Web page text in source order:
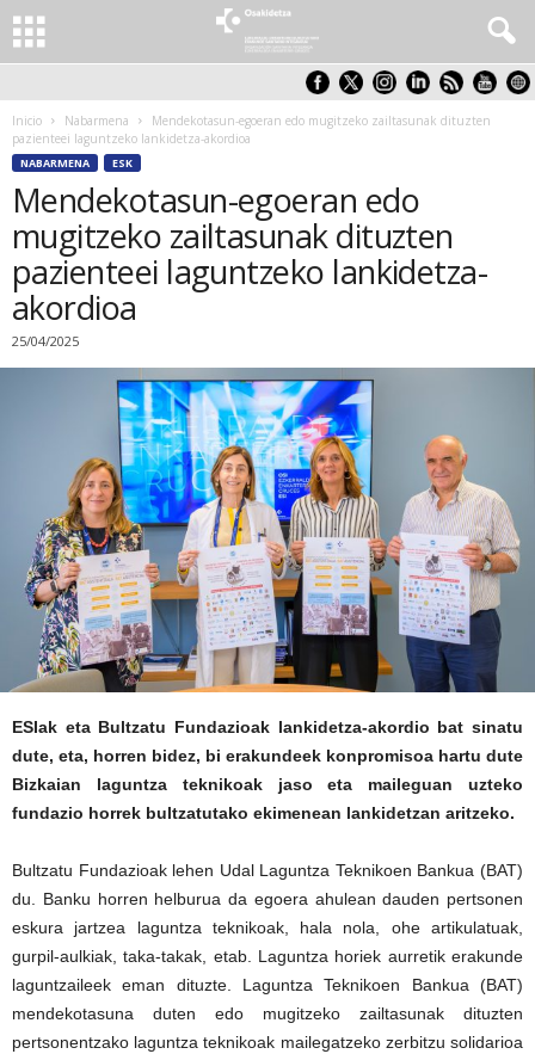
Inicio Nabarmena
Mendekotasun-egoeran edo mugitzeko zailtasunak dituzten
pazienteei laguntzeko lankidetza-akordioa
NABARMENA ESK
Mendekotasun-egoeran edo
mugitzeko zailtasunak dituzten
pazienteei laguntzeko lankidetza-
akordioa
25/04/2025
ESIak eta Bultzatu Fundazioak lankidetza-akordio bat sinatu
dute, eta, horren bidez, bi erakundeek konpromisoa hartu dute
Bizkaian laguntza teknikoak jaso eta maileguan uzteko
fundazio horrek bultzatutako ekimenean lankidetzan aritzeko.
Bultzatu Fundazioak lehen Udal Laguntza Teknikoen Bankua (BAT)
du. Banku horren helburua da egoera ahulean dauden pertsonen
eskura jartzea laguntza teknikoak, hala nola, ohe artikulatuak,
gurpil-aulkiak, taka-takak, etab. Laguntza horiek aurretik erakunde
laguntzaileek eman dituzte. Laguntza Teknikoen Bankua (BAT)
mendekotasuna duten edo mugitzeko zailtasunak dituzten
pertsonentzako laguntza teknikoak mailegatzeko zerbitzu solidarioa